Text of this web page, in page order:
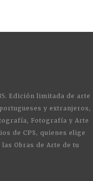
Edición limitada de arte
y extranjeros,
Fotografía y Arte
de CPS, quienes elige
Obras de Arte de tu